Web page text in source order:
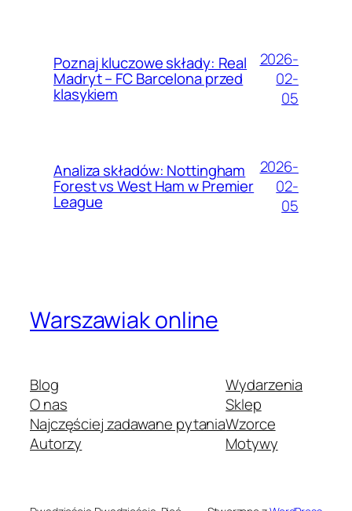
Poznaj kluczowe składy: Real
Madryt – FC Barcelona przed
klasykiem
2026-
02-
05
Analiza składów: Nottingham
Forest vs West Ham w Premier
League
2026-
02-
05
Warszawiak online
Blog
O nas
Najczęściej zadawane pytania
Autorzy
Wydarzenia
Sklep
Wzorce
Motywy